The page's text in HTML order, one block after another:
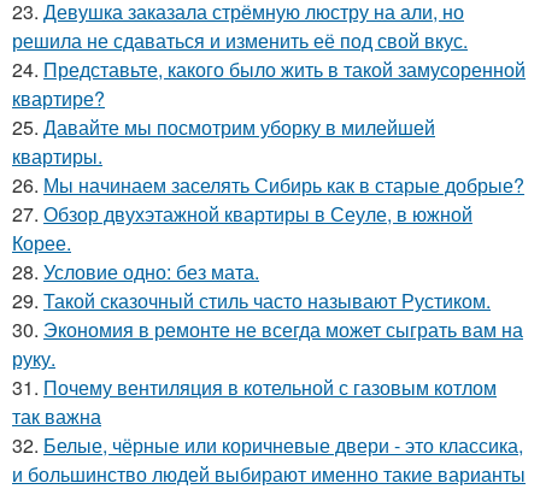
23. Девушка заказала стрёмную люстру на али, но
решила не сдаваться и изменить её под свой вкус.
24. Представьте, какого было жить в такой замусоренной
квартире?
25. Давайте мы посмотрим уборку в милейшей
квартиры.
26. Мы начинаем заселять Сибирь как в старые добрые?
27. Обзор двухэтажной квартиры в Сеуле, в южной
Корее.
28. Условие одно: без мата.
29. Такой сказочный стиль часто называют Рустиком.
30. Экономия в ремонте не всегда может сыграть вам на
руку.
31. Почему вентиляция в котельной с газовым котлом
так важна
32. Белые, чёрные или коричневые двери - это классика,
и большинство людей выбирают именно такие варианты